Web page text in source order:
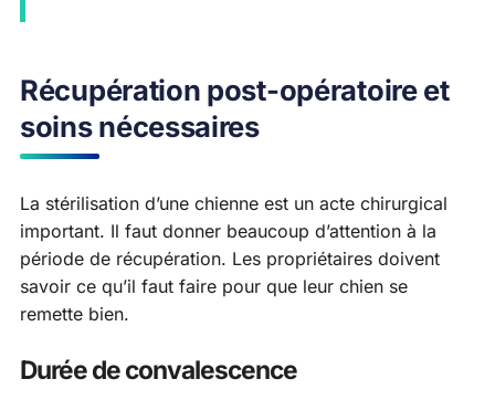
Récupération post-opératoire et
soins nécessaires
La stérilisation d’une chienne est un acte chirurgical
important. Il faut donner beaucoup d’attention à la
période de récupération. Les propriétaires doivent
savoir ce qu’il faut faire pour que leur chien se
remette bien.
Durée de convalescence